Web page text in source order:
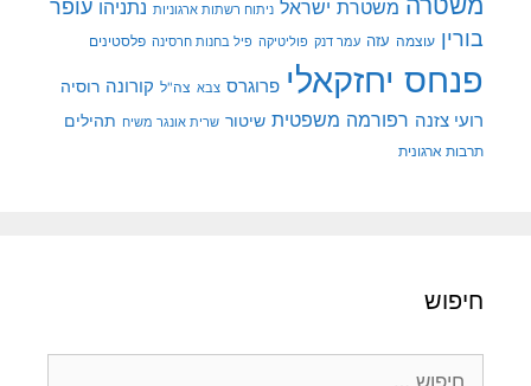
משטרת ישראל ניתוח רשתות ארגוניות נתניהו עופר
בורין עוצמה עזה עמר דנק פוליטיקה פיל בחנות חרסינה פלסטינים
פנחס יחזקאלי פרוגרס צבא צה"ל קורונה רוסיה
רועי צזנה רפורמה משפטית שיטור שרית אונגר משיח תהילים
תרבות ארגונית
חיפוש